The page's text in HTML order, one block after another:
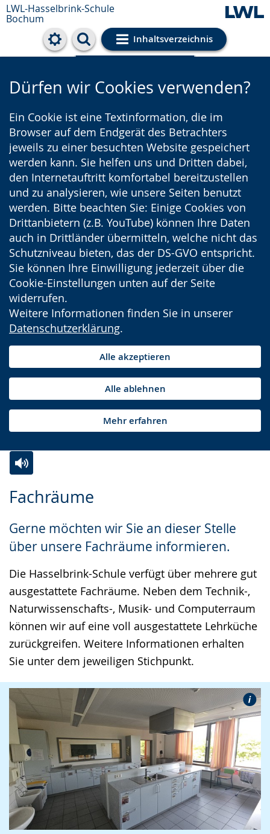
LWL-Hasselbrink-Schule
Bochum
Inhaltsverzeichnis
Cookie-Einstellungen
Dürfen wir Cookies verwenden?
Ein Cookie ist eine Textinformation, die im
Browser auf dem Endgerät des Betrachters
jeweils zu einer besuchten Website gespeichert
werden kann. Sie helfen uns und Dritten dabei,
den Internetauftritt komfortabel bereitzustellen
und zu analysieren, wie unsere Seiten benutzt
werden. Bitte beachten Sie: Einige Cookies von
Drittanbietern (z.B. YouTube) können Ihre Daten
auch in Drittländer übermitteln, welche nicht das
Schutzniveau bieten, das der DS-GVO entspricht.
Sie können Ihre Einwilligung jederzeit über die
Cookie-Einstellungen unten auf der Seite
widerrufen.
Weitere Informationen finden Sie in unserer
Datenschutzerklärung.
Alle akzeptieren
Alle ablehnen
Mehr erfahren
Fachräume
Gerne möchten wir Sie an dieser Stelle
über unsere Fachräume informieren.
Die Hasselbrink-Schule verfügt über mehrere gut
ausgestattete Fachräume. Neben dem Technik-,
Naturwissenschafts-, Musik- und Computerraum
können wir auf eine voll ausgestattete Lehrküche
zurückgreifen. Weitere Informationen erhalten
Sie unter dem jeweiligen Stichpunkt.
Leichten
wechseln.
Audio-
Video
Deutscher
Gebärdensprache
wird
angezeigt.